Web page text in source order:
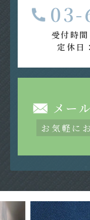
03-
受付時
定休日
メー
お気軽に